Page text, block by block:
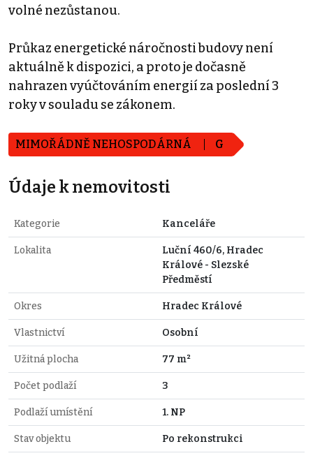
volné nezůstanou.
Průkaz energetické náročnosti budovy není
aktuálně k dispozici, a proto je dočasně
nahrazen vyúčtováním energií za poslední 3
roky v souladu se zákonem.
MIMOŘÁDNĚ NEHOSPODÁRNÁ G
Údaje k nemovitosti
Kategorie Kanceláře
Lokalita
Luční 460/6, Hradec
Králové - Slezské
Předměstí
Okres Hradec Králové
Vlastnictví Osobní
Užitná plocha 77 m²
Počet podlaží 3
Podlaží umístění 1. NP
Stav objektu Po rekonstrukci